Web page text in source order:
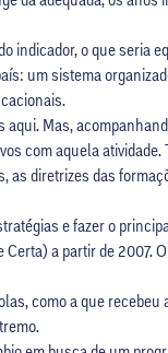
indicador, o que seria
um sistema
Mas,
com aquela atividade.
diretrizes das
e fazer o
a partir de
como a que